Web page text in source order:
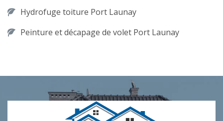
Hydrofuge toiture Port Launay
Peinture et décapage de volet Port Launay